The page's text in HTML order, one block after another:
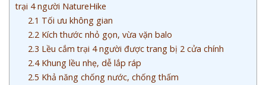
trại 4 người NatureHike
2.1 Tối ưu không gian
2.2 Kích thước nhỏ gọn, vừa vặn balo
2.3 Lều cắm trại 4 người được trang bị 2 cửa chính
2.4Khung lều nhẹ, dễ lắp ráp
2.5 Khả năng chống nước, chống thấm